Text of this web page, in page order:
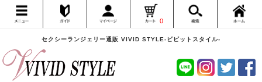
セクシーランジェリー通販 VIVID STYLE-ビビットスタイル-
0